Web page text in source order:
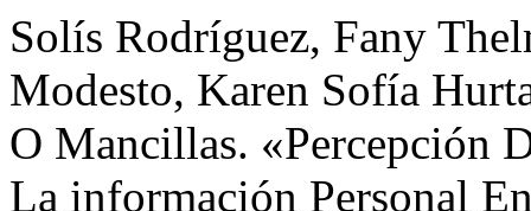
Solís Rodríguez, Fany
Modesto, Karen Sofía
O Mancillas. «Percepción
La información Personal